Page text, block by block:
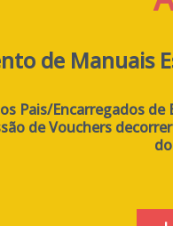
de Manuais
Pais/Encarregados de
de Vouchers